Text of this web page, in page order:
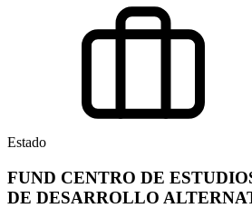
Estado
FUND CENTRO DE
DE DESARROLLO